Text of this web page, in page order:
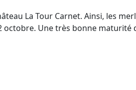
La Tour Carnet. Ainsi, les
octobre. Une très bonne